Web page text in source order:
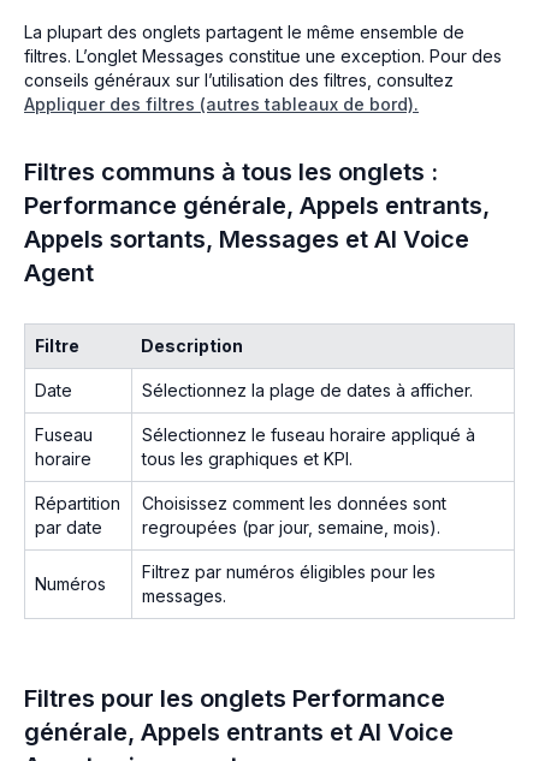
La plupart des onglets partagent le même ensemble de
filtres. L’onglet Messages constitue une exception. Pour des
conseils généraux sur l’utilisation des filtres, consultez
Appliquer des filtres (autres tableaux de bord).
Filtres communs à tous les onglets :
Performance générale, Appels entrants,
Appels sortants, Messages et AI Voice
Agent
Filtre Description
Date Sélectionnez la plage de dates à afficher.
Fuseau
horaire
Sélectionnez le fuseau horaire appliqué à
tous les graphiques et KPI.
Répartition
par date
Choisissez comment les données sont
regroupées (par jour, semaine, mois).
Numéros
Filtrez par numéros éligibles pour les
messages.
Filtres pour les onglets Performance
générale, Appels entrants et AI Voice